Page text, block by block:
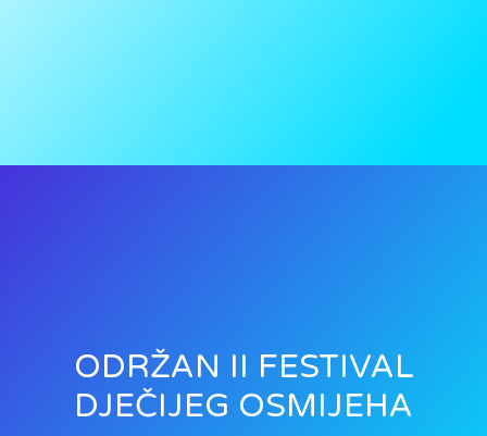
ODRŽAN II FESTIVAL
DJEČIJEG OSMIJEHA